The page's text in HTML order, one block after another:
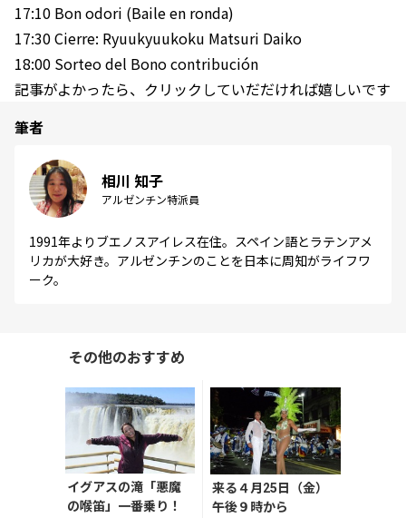
17:10 Bon odori (Baile en ronda)
17:30 Cierre: Ryuukyuukoku Matsuri Daiko
18:00 Sorteo del Bono contribución
記事がよかったら、クリックしていだだければ嬉しいです
筆者
相川 知子
アルゼンチン特派員
1991年よりブエノスアイレス在住。スペイン語とラテンアメ
リカが大好き。アルゼンチンのことを日本に周知がライフワ
ーク。
その他のおすすめ
イグアスの滝「悪魔
の喉笛」一番乗り！
来る４月25日（金）
午後９時から